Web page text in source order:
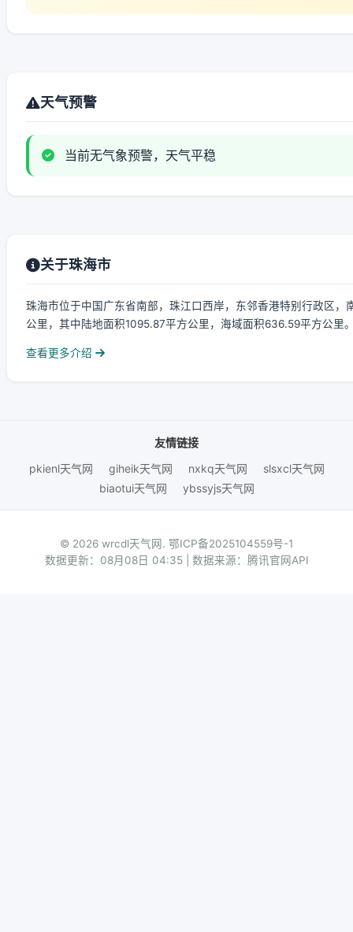
天气预警
当前无气象预警，天气平稳
关于珠海市
珠海市位于中国广东省南部，珠江口西岸，东邻香港特别行政区
公里，其中陆地面积1095.87平方公里，海域面积636.59平方公里
查看更多介绍
友情链接
pkienl天气网
giheik天气网 nxkq天气网
slsxcl天气网
biaotui天气网
ybssyjs天气网
© 2026 wrcdl天气网. 鄂ICP备2025104559号-1
数据更新：08月08日 04:35 | 数据来源：腾讯官网API